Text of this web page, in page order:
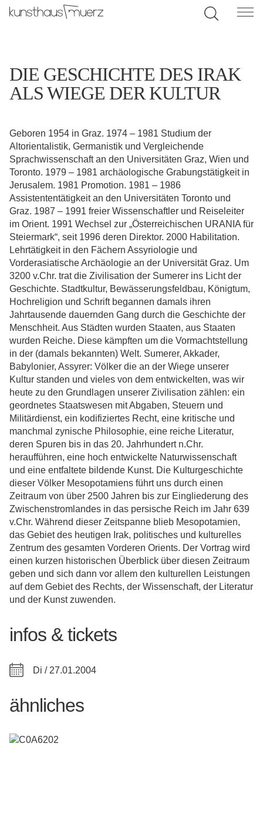
DIE GESCHICHTE DES IRAK
ALS WIEGE DER KULTUR
Geboren 1954 in Graz. 1974 – 1981 Studium der
Altorientalistik, Germanistik und Vergleichende
Sprachwissenschaft an den Universitäten Graz, Wien und
Toronto. 1979 – 1981 archäologische Grabungstätigkeit in
Jerusalem. 1981 Promotion. 1981 – 1986
Assistententätigkeit an den Universitäten Toronto und
Graz. 1987 – 1991 freier Wissenschaftler und Reiseleiter
im Orient. 1991 Wechsel zur „Österreichischen URANIA für
Steiermark“, seit 1996 deren Direktor. 2000 Habilitation.
Lehrtätigkeit in den Fächern Assyriologie und
Vorderasiatische Archäologie an der Universität Graz. Um
3200 v.Chr. trat die Zivilisation der Sumerer ins Licht der
Geschichte. Stadtkultur, Bewässerungsfeldbau, Königtum,
Hochreligion und Schrift begannen damals ihren
Jahrtausende dauernden Gang durch die Geschichte der
Menschheit. Aus Städten wurden Staaten, aus Staaten
wurden Reiche. Diese kämpften um die Vormachtstellung
in der (damals bekannten) Welt. Sumerer, Akkader,
Babylonier, Assyrer: Völker die an der Wiege unserer
Kultur standen und vieles von dem entwickelten, was wir
heute zu den Grundlagen unserer Zivilisation zählen: ein
geordnetes Staatswesen mit Abgaben, Steuern und
Militärdienst, ein kodifiziertes Recht, eine kritische und
manchmal zynische Philosophie, eine reiche Literatur,
deren Spuren bis in das 20. Jahrhundert n.Chr.
heraufführen, eine hoch entwickelte Naturwissenschaft
und eine entfaltete bildende Kunst. Die Kulturgeschichte
dieser Völker Mesopotamiens führt uns durch einen
Zeitraum von über 2500 Jahren bis zur Eingliederung des
Zwischenstromlandes in das persische Reich im Jahr 639
v.Chr. Während dieser Zeitspanne blieb Mesopotamien,
das Gebiet des heutigen Irak, politisches und kulturelles
Zentrum des gesamten Vorderen Orients. Der Vortrag wird
einen kurzen historischen Überblick über diesen Zeitraum
geben und sich dann vor allem den kulturellen Leistungen
auf dem Gebiet des Rechts, der Wissenschaft, der Literatur
und der Kunst zuwenden.
infos & tickets
Di / 27.01.2004
ähnliches